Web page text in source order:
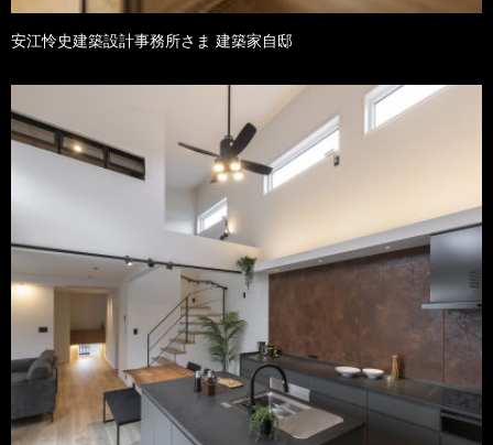
安江怜史建築設計事務所さま 建築家自邸